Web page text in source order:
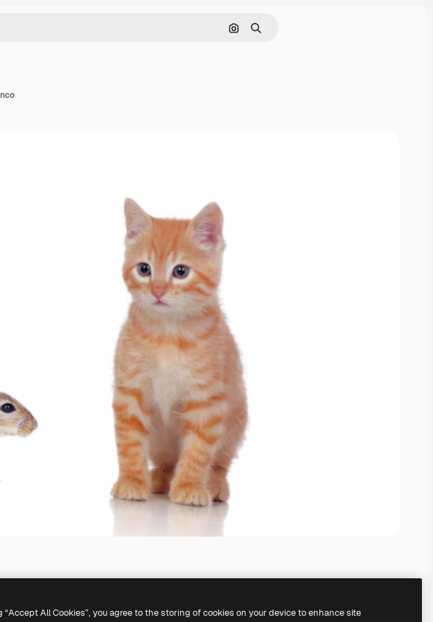
Cerca per immagine
Ricerca
“Accept All Cookies”, you agree to the storing of cookies on your device to enhance site